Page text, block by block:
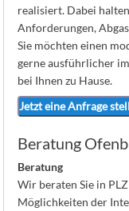
realisiert. Dabei
Anforderungen,
Sie möchten einen
gerne ausführlicher
bei Ihnen zu Hause.
Jetzt eine Anfrage
Beratung
Beratung
Wir beraten Sie in
Möglichkeiten der